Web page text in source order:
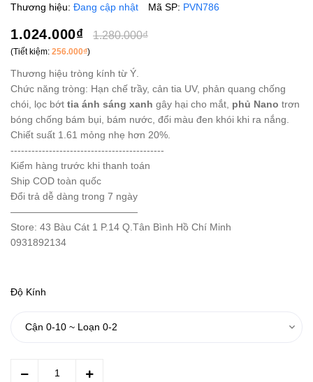
Thương hiệu: Đang cập nhật Mã SP: PVN786
1.024.000₫ 1.280.000₫
(Tiết kiệm: 256.000₫)
Thương hiệu tròng kính từ Ý.
Chức năng tròng: Hạn chế trầy, cản tia UV, phản quang chống
chói, lọc bớt tia ánh sáng xanh gây hại cho mắt, phủ Nano trơn
bóng chống bám bụi, bám nước, đổi màu đen khói khi ra nắng.
Chiết suất 1.61 mỏng nhẹ hơn 20%.
--------------------------------------------
Kiểm hàng trước khi thanh toán
Ship COD toàn quốc
Đổi trả dễ dàng trong 7 ngày
—————————————
Store: 43 Bàu Cát 1 P.14 Q.Tân Bình Hồ Chí Minh
0931892134
Độ Kính